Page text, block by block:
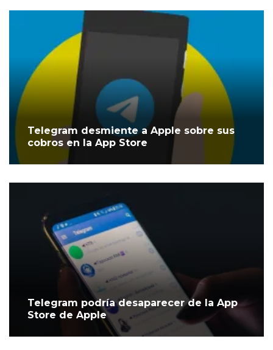
Telegram desmiente a Apple sobre sus
cobros en la App Store
Telegram podría desaparecer de la App
Store de Apple